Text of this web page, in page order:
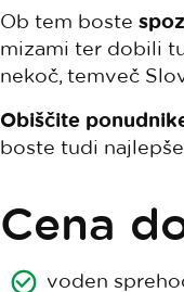
Ob tem boste
mizami ter dobili
nekoč, temveč
Obiščite
boste tudi
Cena
voden